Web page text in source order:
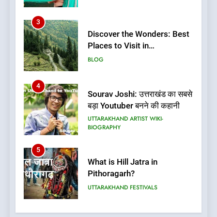
3
Discover the Wonders: Best
Places to Visit in
Uttarakhand
BLOG
4
Sourav Joshi: उत्तराखंड का सबसे
बड़ा Youtuber बनने की कहानी
UTTARAKHAND ARTIST WIKI-
BIOGRAPHY
5
What is Hill Jatra in
Pithoragarh?
UTTARAKHAND FESTIVALS
6